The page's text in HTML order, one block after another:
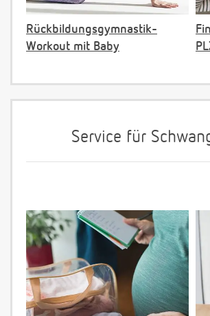
Rückbildungsgymnastik-
Workout mit Baby
Service für